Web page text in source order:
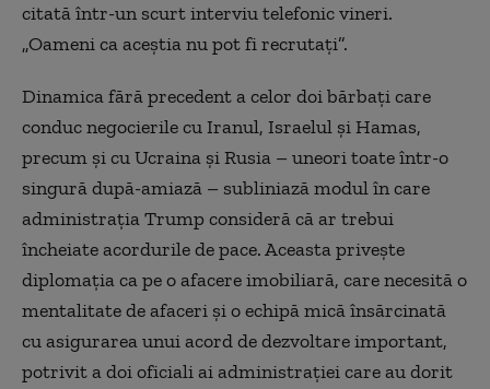
citată într-un scurt interviu telefonic vineri.
„Oameni ca aceștia nu pot fi recrutați”.
Dinamica fără precedent a celor doi bărbați care
conduc negocierile cu Iranul, Israelul și Hamas,
precum și cu Ucraina și Rusia – uneori toate într-o
singură după-amiază – subliniază modul în care
administrația Trump consideră că ar trebui
încheiate acordurile de pace. Aceasta privește
diplomația ca pe o afacere imobiliară, care necesită o
mentalitate de afaceri și o echipă mică însărcinată
cu asigurarea unui acord de dezvoltare important,
potrivit a doi oficiali ai administrației care au dorit